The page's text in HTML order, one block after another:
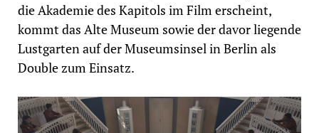
die Akademie des Kapitols im Film erscheint,
kommt das Alte Museum sowie der davor liegende
Lustgarten auf der Museumsinsel in Berlin als
Double zum Einsatz.